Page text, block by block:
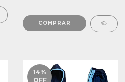
COMPRAR
14%
OFF